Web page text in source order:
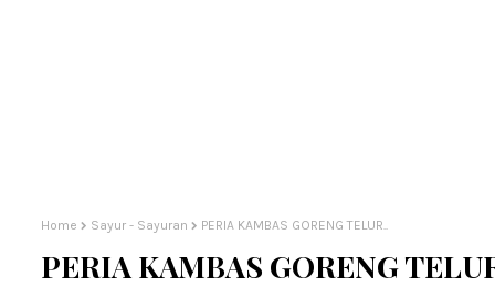
Home Sayur - Sayuran PERIA KAMBAS GORENG TELUR..
PERIA KAMBAS GORENG